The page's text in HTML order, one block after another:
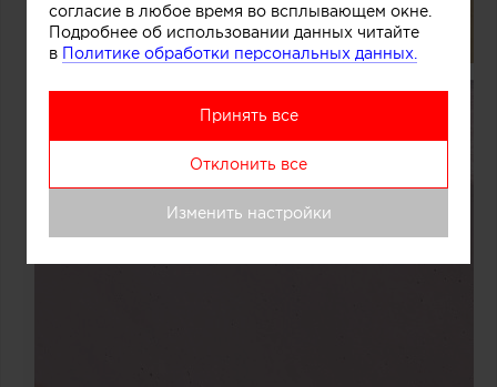
согласие в любое время во всплывающем окне.
Подробнее об использовании данных читайте
в Политике обработки персональных данных.
Принять все
Отклонить все
Изменить настройки